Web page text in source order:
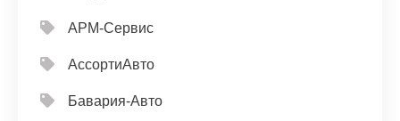
АРМ-Сервис
АссортиАвто
Бавария-Авто